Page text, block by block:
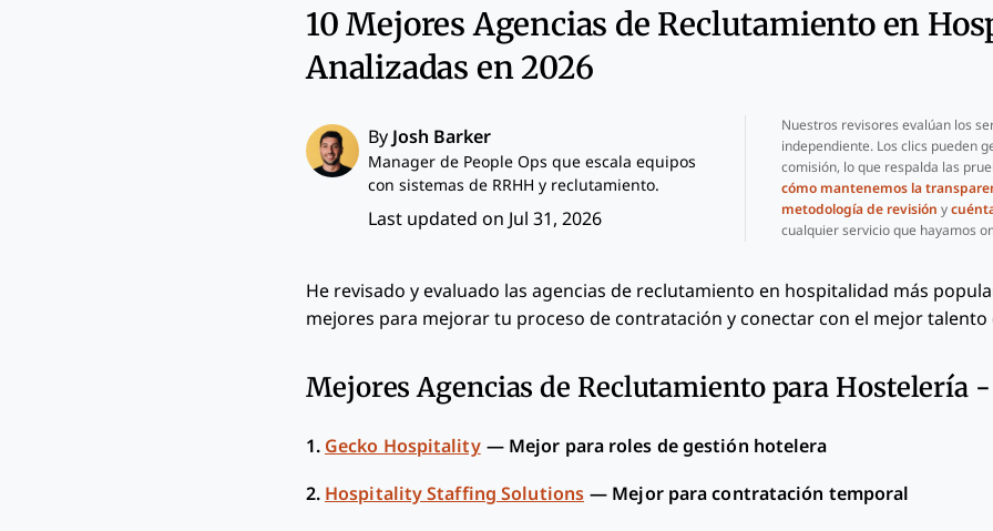
10 Mejores Agencias de Reclutamiento en
Analizadas en 2026
By Josh Barker
Manager de People Ops que escala equipos
con sistemas de RRHH y reclutamiento.
Last updated on Jul 31, 2026
Nuestros revisores evalúan los
independiente. Los clics pueden
comisión, lo que respalda las
cómo mantenemos la
metodología de revisión y
cualquier servicio que hayamos
He revisado y evaluado las agencias de reclutamiento en hospitalidad más
mejores para mejorar tu proceso de contratación y conectar con el mejor talento
Mejores Agencias de Reclutamiento para Hostelería
1. Gecko Hospitality — Mejor para roles de gestión hotelera
2. Hospitality Staffing Solutions — Mejor para contratación temporal